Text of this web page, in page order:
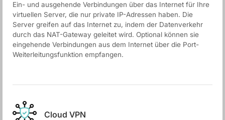
Ein- und ausgehende Verbindungen über das Internet für Ihre
virtuellen Server, die nur private IP-Adressen haben. Die
Server greifen auf das Internet zu, indem der Datenverkehr
durch das NAT-Gateway geleitet wird. Optional können sie
eingehende Verbindungen aus dem Internet über die Port-
Weiterleitungsfunktion empfangen.
Cloud VPN